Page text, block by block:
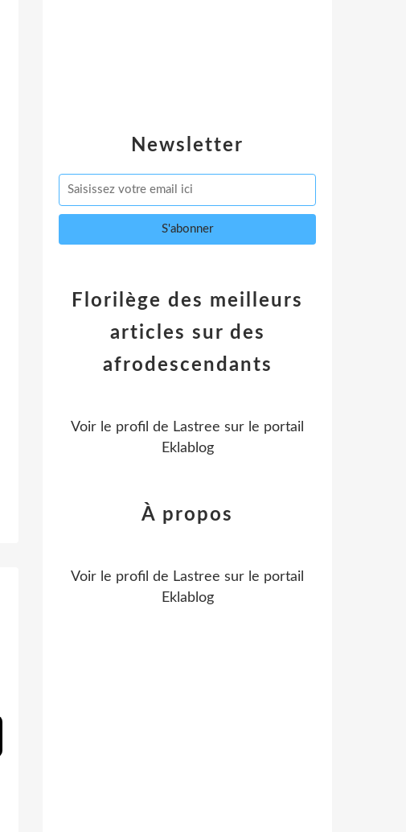
Newsletter
Florilège des meilleurs
articles sur des
afrodescendants
Voir le profil de Lastree sur le portail
Eklablog
À propos
Voir le profil de Lastree sur le portail
Eklablog